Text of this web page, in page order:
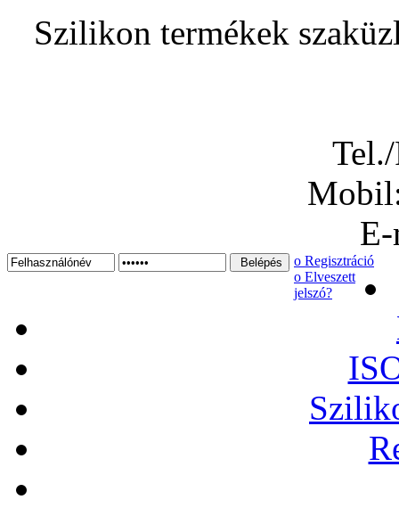
Szilikon termékek
ο Regisztráció
ο Elveszett
jelszó?